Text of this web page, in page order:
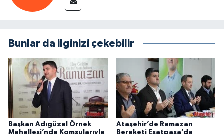
Bunlar da ilginizi çekebilir
Başkan Adıgüzel Örnek
Mahallesi’nde Komşularıyla
Ataşehir’de Ramazan
Bereketi Esatpaşa’da